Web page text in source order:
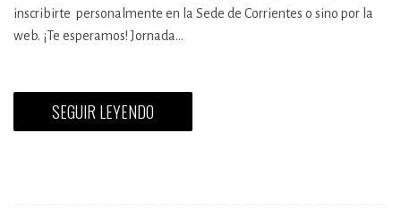
inscribirte personalmente en la Sede de Corrientes o sino por la
web. ¡Te esperamos! Jornada…
SEGUIR LEYENDO